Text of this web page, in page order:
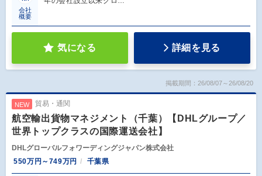
会社
概要
気になる 詳細を見る
掲載期間：26/08/07～26/08/20
NEW 貿易・通関
航空輸出貨物マネジメント（千葉）【DHLグループ／
世界トップクラスの国際運送会社】
DHLグローバルフォワーディングジャパン株式会社
550万円～749万円
千葉県